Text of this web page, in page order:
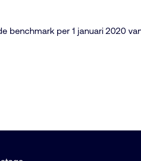
benchmark per 1 januari 2020